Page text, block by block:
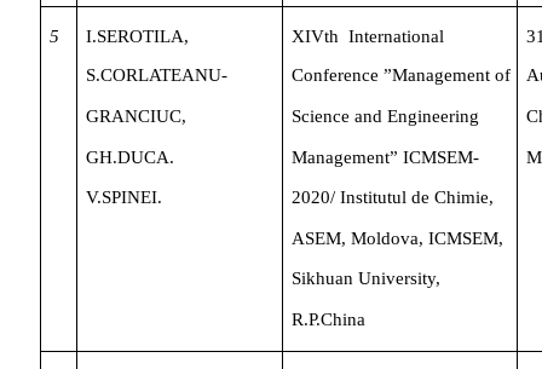
5 I.SEROTILA, XIVth International
S.CORLATEANU- Conference ”Management of
GRANCIUC, Science and Engineering
GH.DUCA. Management” ICMSEM-
V.SPINEI. 2020/ Institutul de Chimie,
ASEM, Moldova, ICMSEM,
Sikhuan University,
R.P.China